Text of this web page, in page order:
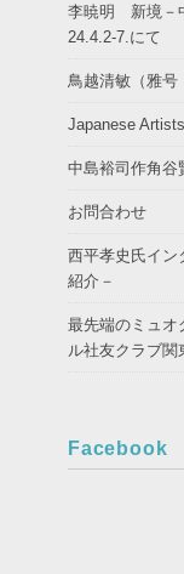
李暁明 新境－
24.4.2-7.にて
鳥越清敏（雅
Japanese Artists
中島裕司作角谷
お問合わせ
西平孝史氏イン
紹介－
最先端のミュ
ル社友クラブ
Facebook